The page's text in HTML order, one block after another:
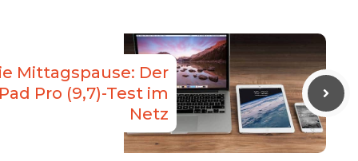
Mittagspause: Der
Pro (9,7)-Test im
Netz